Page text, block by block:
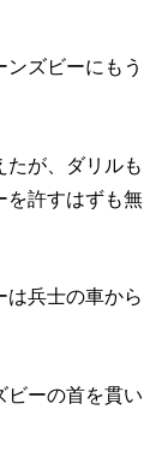
ズビーにもう
たが、ダリルも
を許すはずも無
は兵士の車から
ビーの首を貫い